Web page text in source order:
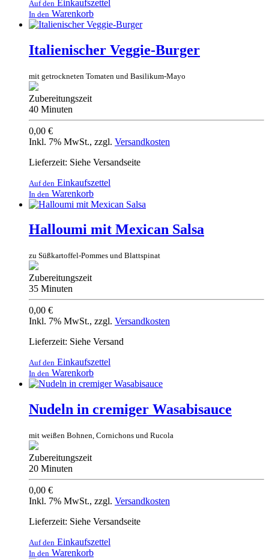
Auf den Einkaufszettel
In den Warenkorb
Italienischer Veggie-Burger
mit getrockneten Tomaten und Basilikum-Mayo
Zubereitungszeit
40 Minuten
0,00 €
Inkl. 7% MwSt., zzgl. Versandkosten
Lieferzeit: Siehe Versandseite
Auf den Einkaufszettel
In den Warenkorb
Halloumi mit Mexican Salsa
zu Süßkartoffel-Pommes und Blattspinat
Zubereitungszeit
35 Minuten
0,00 €
Inkl. 7% MwSt., zzgl. Versandkosten
Lieferzeit: Siehe Versand
Auf den Einkaufszettel
In den Warenkorb
Nudeln in cremiger Wasabisauce
mit weißen Bohnen, Cornichons und Rucola
Zubereitungszeit
20 Minuten
0,00 €
Inkl. 7% MwSt., zzgl. Versandkosten
Lieferzeit: Siehe Versandseite
Auf den Einkaufszettel
In den Warenkorb